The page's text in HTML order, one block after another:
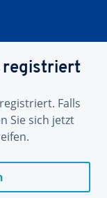
registriert
Falls
Sie sich jetzt